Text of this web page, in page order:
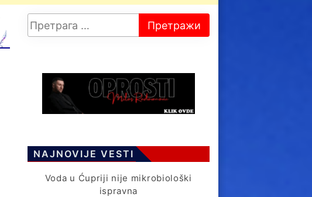
NAJNOVIJE VESTI
Voda u Ćupriji nije mikrobiološki
ispravna